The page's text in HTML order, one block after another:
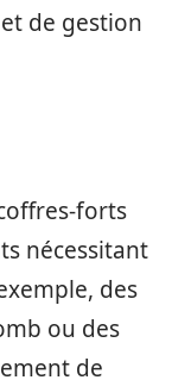
de gestion
forts
nécessitant
des
ou des
de